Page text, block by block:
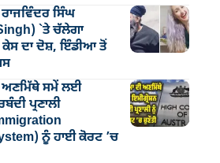
ਸਿੰਘ
`ਤੇ ਚੱਲੇਗਾ
ਕੇਸ ਦਾ ਦੋਸ਼, ਇੰਡੀਆ ਤੋਂ
ਸਮੇਂ ਲਈ
ਪ੍ਰਣਾਲੀ
ਨੂੰ ਹਾਈ ਕੋਰਟ ’ਚ